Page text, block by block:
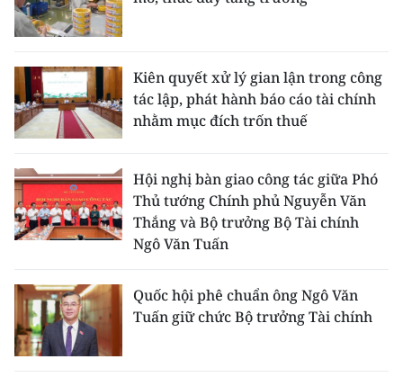
ENGLISH
FRANÇAIS
РУССКИЙ
한국어
Kiên quyết xử lý gian lận trong công
tác lập, phát hành báo cáo tài chính
nhằm mục đích trốn thuế
Hội nghị bàn giao công tác giữa Phó
Thủ tướng Chính phủ Nguyễn Văn
Thắng và Bộ trưởng Bộ Tài chính
Ngô Văn Tuấn
Quốc hội phê chuẩn ông Ngô Văn
Tuấn giữ chức Bộ trưởng Tài chính